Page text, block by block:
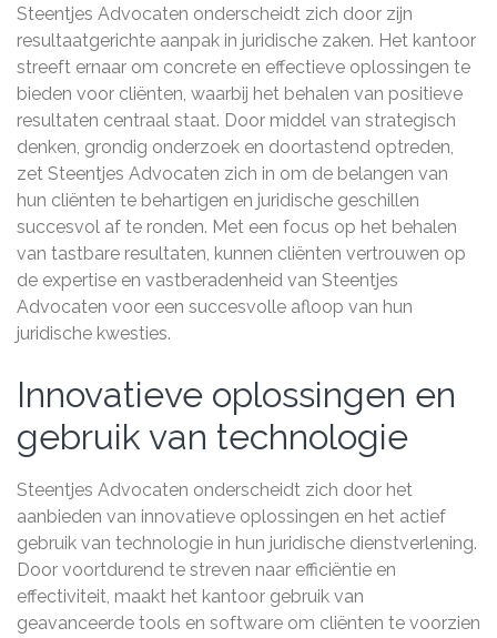
Steentjes Advocaten onderscheidt zich door zijn
resultaatgerichte aanpak in juridische zaken. Het kantoor
streeft ernaar om concrete en effectieve oplossingen te
bieden voor cliënten, waarbij het behalen van positieve
resultaten centraal staat. Door middel van strategisch
denken, grondig onderzoek en doortastend optreden,
zet Steentjes Advocaten zich in om de belangen van
hun cliënten te behartigen en juridische geschillen
succesvol af te ronden. Met een focus op het behalen
van tastbare resultaten, kunnen cliënten vertrouwen op
de expertise en vastberadenheid van Steentjes
Advocaten voor een succesvolle afloop van hun
juridische kwesties.
Innovatieve oplossingen en
gebruik van technologie
Steentjes Advocaten onderscheidt zich door het
aanbieden van innovatieve oplossingen en het actief
gebruik van technologie in hun juridische dienstverlening.
Door voortdurend te streven naar efficiëntie en
effectiviteit, maakt het kantoor gebruik van
geavanceerde tools en software om cliënten te voorzien